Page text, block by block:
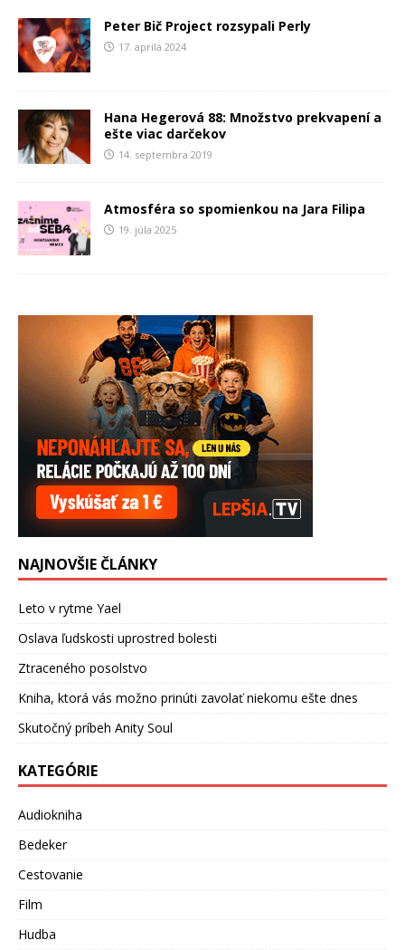
Peter Bič Project rozsypali Perly
17. apríla 2024
Hana Hegerová 88: Množstvo prekvapení a
ešte viac darčekov
14. septembra 2019
Atmosféra so spomienkou na Jara Filipa
19. júla 2025
NAJNOVŠIE ČLÁNKY
Leto v rytme Yael
Oslava ľudskosti uprostred bolesti
Ztraceného posolstvo
Kniha, ktorá vás možno prinúti zavolať niekomu ešte dnes
Skutočný príbeh Anity Soul
KATEGÓRIE
Audiokniha
Bedeker
Cestovanie
Film
Hudba